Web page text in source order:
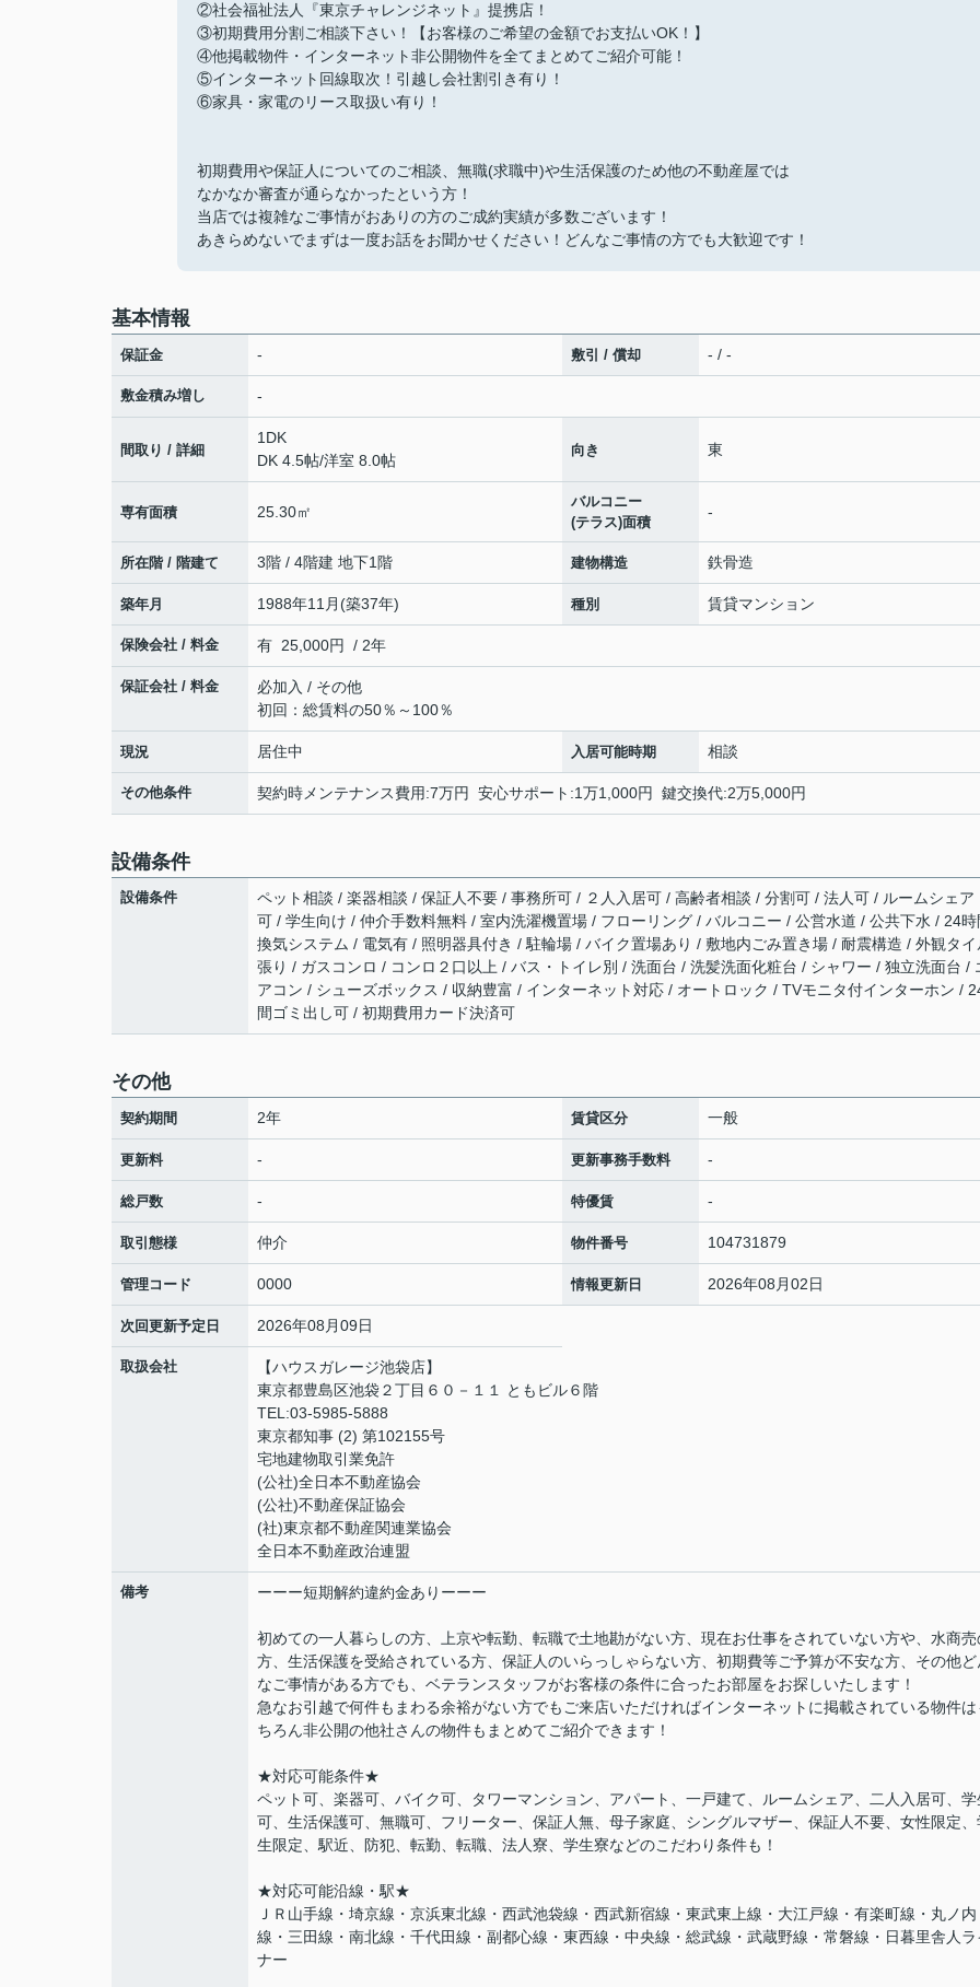
②社会福祉法人『東京チャレンジネット』提携店！
③初期費用分割ご相談下さい！【お客様のご希望の金額でお支払いOK！】
④他掲載物件・インターネット非公開物件を全てまとめてご紹介可能！
⑤インターネット回線取次！引越し会社割引き有り！
⑥家具・家電のリース取扱い有り！
初期費用や保証人についてのご相談、無職(求職中)や生活保護のため他の不動産屋では
なかなか審査が通らなかったという方！
当店では複雑なご事情がおありの方のご成約実績が多数ございます！
あきらめないでまずは一度お話をお聞かせください！どんなご事情の方でも大歓迎です！
基本情報
保証金 - 敷引 / 償却 - / -
敷金積み増し -
間取り / 詳細
1DK
DK 4.5帖/洋室 8.0帖
向き 東
専有面積 25.30㎡
バルコニー
(テラス)面積
-
所在階 / 階建て 3階 / 4階建 地下1階 建物構造 鉄骨造
築年月 1988年11月(築37年) 種別 賃貸マンション
保険会社 / 料金 有 25,000円 / 2年
保証会社 / 料金
必加入 / その他
初回：総賃料の50％～100％
現況 居住中 入居可能時期 相談
その他条件 契約時メンテナンス費用:7万円 安心サポート:1万1,000円 鍵交換代:2万5,000円
設備条件
設備条件
ペット相談 / 楽器相談 / 保証人不要 / 事務所可 / ２人入居可 / 高齢者相談 / 分割可 / 法人可 / ルームシェア
可 / 学生向け / 仲介手数料無料 / 室内洗濯機置場 / フローリング / バルコニー / 公営水道 / 公共下水 / 24時
換気システム / 電気有 / 照明器具付き / 駐輪場 / バイク置場あり / 敷地内ごみ置き場 / 耐震構造 / 外観タイ
張り / ガスコンロ / コンロ２口以上 / バス・トイレ別 / 洗面台 / 洗髪洗面化粧台 / シャワー / 独立洗面台 /
アコン / シューズボックス / 収納豊富 / インターネット対応 / オートロック / TVモニタ付インターホン /
間ゴミ出し可 / 初期費用カード決済可
その他
契約期間 2年 賃貸区分 一般
更新料 - 更新事務手数料 -
総戸数 - 特優賃 -
取引態様 仲介 物件番号 104731879
管理コード 0000 情報更新日 2026年08月02日
次回更新予定日 2026年08月09日
取扱会社
【ハウスガレージ池袋店】
東京都豊島区池袋２丁目６０－１１ ともビル６階
TEL:03-5985-5888
東京都知事 (2) 第102155号
宅地建物取引業免許
(公社)全日本不動産協会
(公社)不動産保証協会
(社)東京都不動産関連業協会
全日本不動産政治連盟
備考 ーーー短期解約違約金ありーーー
初めての一人暮らしの方、上京や転勤、転職で土地勘がない方、現在お仕事をされていない方や、水商売
方、生活保護を受給されている方、保証人のいらっしゃらない方、初期費等ご予算が不安な方、その他ど
なご事情がある方でも、ベテランスタッフがお客様の条件に合ったお部屋をお探しいたします！
急なお引越で何件もまわる余裕がない方でもご来店いただければインターネットに掲載されている物件は
ちろん非公開の他社さんの物件もまとめてご紹介できます！
★対応可能条件★
ペット可、楽器可、バイク可、タワーマンション、アパート、一戸建て、ルームシェア、二人入居可、学
可、生活保護可、無職可、フリーター、保証人無、母子家庭、シングルマザー、保証人不要、女性限定、
生限定、駅近、防犯、転勤、転職、法人寮、学生寮などのこだわり条件も！
★対応可能沿線・駅★
ＪＲ山手線・埼京線・京浜東北線・西武池袋線・西武新宿線・東武東上線・大江戸線・有楽町線・丸ノ内
線・三田線・南北線・千代田線・副都心線・東西線・中央線・総武線・武蔵野線・常磐線・日暮里舎人ラ
ナー